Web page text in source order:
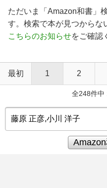
ただいま「Amazon和書」
す。検索で本が見つからな
こちらのお知らせをご確認
最初 1 2
全248件中